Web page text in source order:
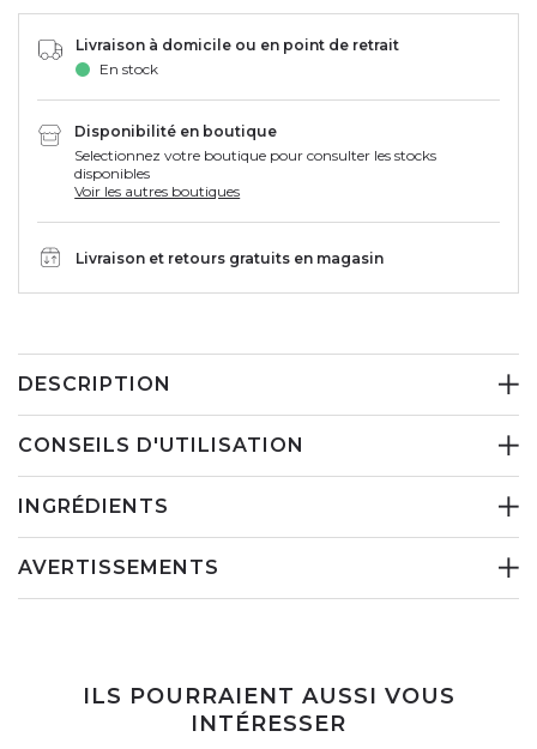
Livraison à domicile ou en point de retrait
En stock
Disponibilité en boutique
Selectionnez votre boutique pour consulter les stocks
disponibles
Voir les autres boutiques
Livraison et retours gratuits en magasin
DESCRIPTION
CONSEILS D'UTILISATION
INGRÉDIENTS
AVERTISSEMENTS
ILS POURRAIENT AUSSI VOUS
INTÉRESSER